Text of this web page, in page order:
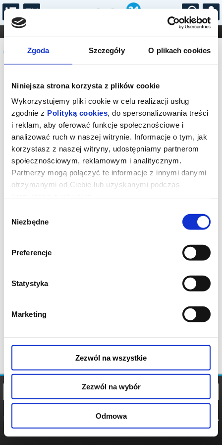
Zgoda Szczegóły O plikach cookies
Niniejsza strona korzysta z plików cookie
Wykorzystujemy pliki cookie w celu realizacji usług
zgodnie z Polityką cookies, do spersonalizowania treści
i reklam, aby oferować funkcje społecznościowe i
analizować ruch w naszej witrynie. Informacje o tym, jak
korzystasz z naszej witryny, udostępniamy partnerom
społecznościowym, reklamowym i analitycznym.
Partnerzy mogą połączyć te informacje z innymi danymi
otrzymanymi od Ciebie lub uzyskanymi podczas
zgody
Niezbędne
Preferencje
Statystyka
Marketing
Zezwól na wszystkie
Zezwól na wybór
Odmowa
...
FILHARMONIA OPERA I BALET
STAND-UP
DLA DZIECI
Komunikat
Sprzedaż on-line została zakończona,
sprawdź dostępność biletów w kasach
instytucji.
POLITYKA
POLITYKA